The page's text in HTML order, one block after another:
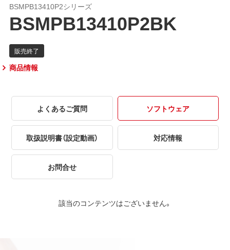
BSMPB13410P2シリーズ
BSMPB13410P2BK
商品情報
よくあるご質問 ソフトウェア
取扱説明書（設定動画） 対応情報
お問合せ
該当のコンテンツはございません。